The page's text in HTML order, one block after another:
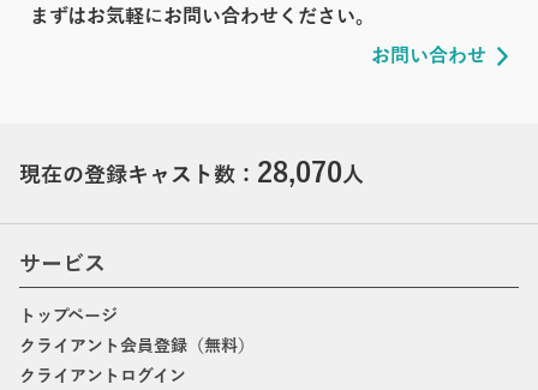
まずはお気軽にお問い合わせください。
お問い合わせ
現在の登録キャスト数： 28,070人
サービス
トップページ
クライアント会員登録（無料）
クライアントログイン